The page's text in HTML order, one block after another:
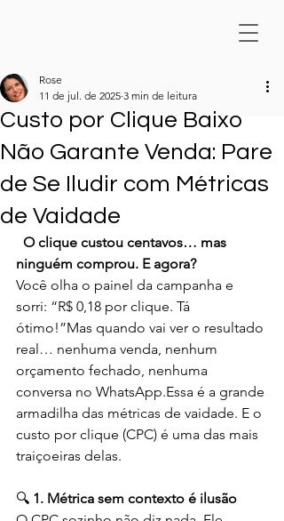
Custo por Clique Baixo
Não Garante Venda: Pare
de Se Iludir com Métricas
de Vaidade
Rose
11 de jul. de 2025 3 min de leitura
O clique custou centavos… mas
ninguém comprou. E agora?
Você olha o painel da campanha e
sorri: “R$ 0,18 por clique. Tá
ótimo!”Mas quando vai ver o resultado
real… nenhuma venda, nenhum
orçamento fechado, nenhuma
conversa no WhatsApp.Essa é a grande
armadilha das métricas de vaidade. E o
custo por clique (CPC) é uma das mais
traiçoeiras delas.
🔍 1. Métrica sem contexto é ilusão